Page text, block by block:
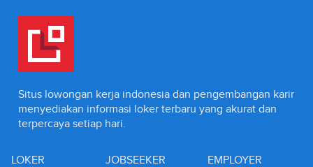
Situs lowongan kerja indonesia dan pengembangan karir
menyediakan informasi loker terbaru yang akurat dan
terpercaya setiap hari.
LOKER JOBSEEKER EMPLOYER